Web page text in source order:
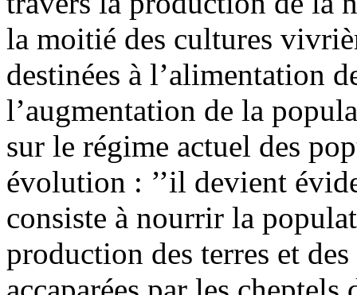
la moitié des cultures
destinées à l’alimentation
l’augmentation de la
sur le régime actuel des
évolution : ’’il devient
consiste à nourrir la
production des terres et